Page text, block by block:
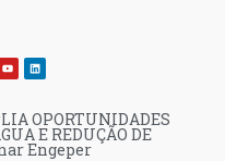
OPORTUNIDADES
E REDUÇÃO DE
Engeper